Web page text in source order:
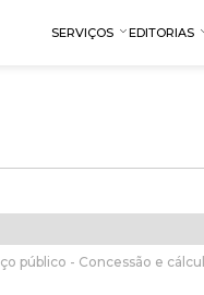
SERVIÇOS EDITORIAS
público - Concessão e